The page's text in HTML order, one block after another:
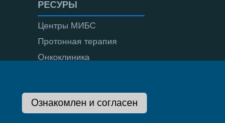
РЕСУРЫ
Центры МИБС
Протонная терапия
Онкоклиника